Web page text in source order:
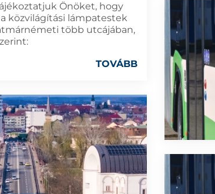
Önöket, hogy
közvilágítási lámpatestek
több utcájában,
TOVÁBB